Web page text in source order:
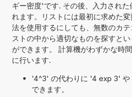
ギー密度'です. その後、入力された
れます。リストには最初に求めた
法を使用するにしても、無数のカ
ストの中から適切なものを探すと
ができます。 計算機がわずかな時
に行います.
'4^3' の代わりに '4 exp 3'
できます。